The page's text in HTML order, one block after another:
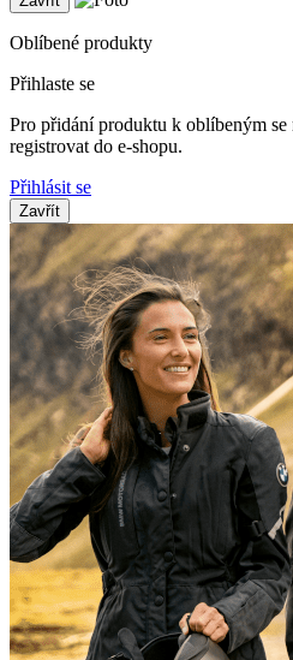
Oblíbené produkty
Přihlaste se
Pro přidání produktu k oblíbeným se
registrovat do e-shopu.
Přihlásit se
Zavřít